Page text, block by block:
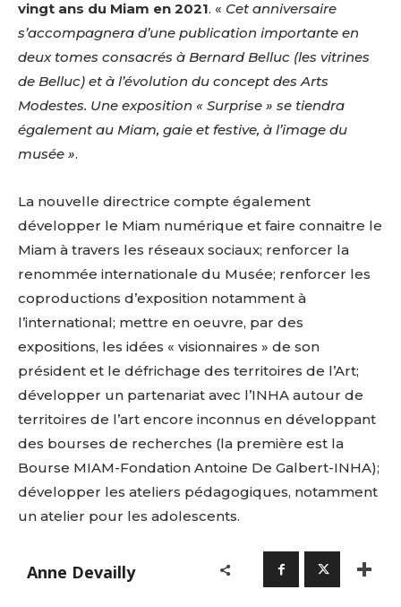
vingt ans du Miam en 2021. « Cet anniversaire
s’accompagnera d’une publication importante en
deux tomes consacrés à Bernard Belluc (les vitrines
de Belluc) et à l’évolution du concept des Arts
Modestes. Une exposition « Surprise » se tiendra
également au Miam, gaie et festive, à l’image du
musée ».
La nouvelle directrice compte également
développer le Miam numérique et faire connaitre le
Miam à travers les réseaux sociaux; renforcer la
renommée internationale du Musée; renforcer les
coproductions d’exposition notamment à
l’international; mettre en oeuvre, par des
expositions, les idées « visionnaires » de son
président et le défrichage des territoires de l’Art;
développer un partenariat avec l’INHA autour de
territoires de l’art encore inconnus en développant
des bourses de recherches (la première est la
Bourse MIAM-Fondation Antoine De Galbert-INHA);
développer les ateliers pédagogiques, notamment
un atelier pour les adolescents.
Anne Devailly